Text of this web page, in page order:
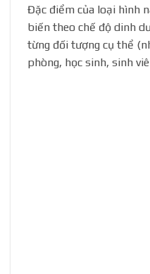
Đặc điểm của loại hình
biến theo chế độ dinh
từng đối tượng cụ thể
phòng, học sinh, sinh